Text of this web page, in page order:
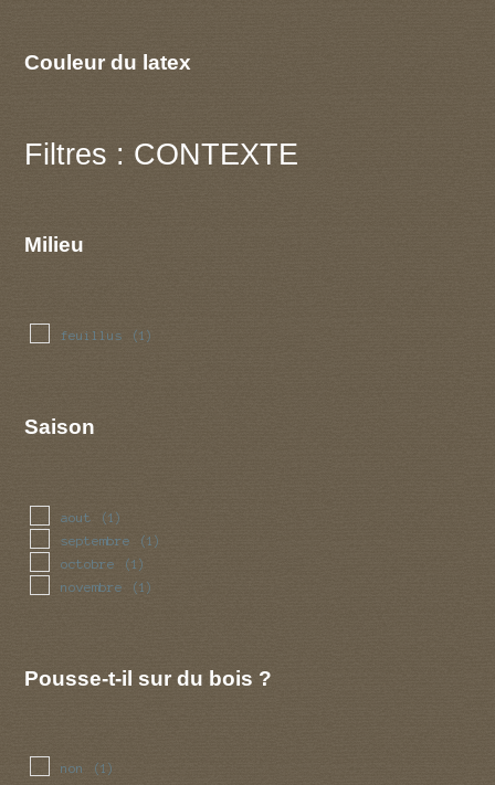
Couleur du latex
Filtres : CONTEXTE
Milieu
feuillus (1)
Saison
aout (1)
septembre (1)
octobre (1)
novembre (1)
Pousse-t-il sur du bois ?
non (1)